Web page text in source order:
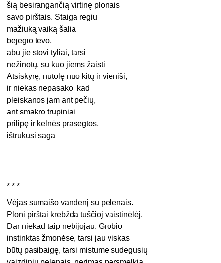
šią besirangančią virtinę plonais
savo pirštais. Staiga regiu
mažiuką vaiką šalia
bejėgio tėvo,
abu jie stovi tyliai, tarsi
nežinotų, su kuo jiems žaisti
Atsiskyrę, nutolę nuo kitų ir vieniši,
ir niekas nepasako, kad
pleiskanos jam ant pečių,
ant smakro trupiniai
prilipę ir kelnės prasegtos,
ištrūkusi saga
* * *
Vėjas sumaišo vandenį su pelenais.
Ploni pirštai krebžda tuščioj vaistinėlėj.
Dar niekad taip nebijojau. Grobio
instinktas žmonėse, tarsi jau viskas
būtų pasibaigę, tarsi mistume sudegusių